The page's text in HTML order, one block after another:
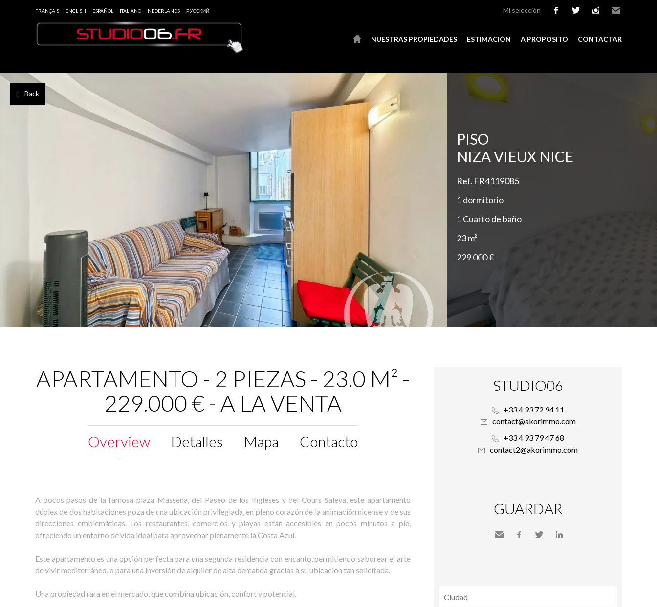
FRANÇAIS ENGLISH ESPAÑOL ITALIANO NEDERLANDS РУССКИЙ Mi selección
NUESTRAS PROPIEDADES ESTIMACIÓN A PROPOSITO CONTACTAR
Back
PISO
NIZA VIEUX NICE
Ref. FR4119085
1 dormitorio
1 Cuarto de baño
23 m²
229 000 €
APARTAMENTO - 2 PIEZAS - 23.0 M² -
229.000 € - A LA VENTA
Overview Detalles Mapa Contacto
A pocos pasos de la famosa plaza Masséna, del Paseo de los Ingleses y del Cours Saleya, este apartamento
dúplex de dos habitaciones goza de una ubicación privilegiada, en pleno corazón de la animación nicense y de sus
direcciones emblemáticas. Los restaurantes, comercios y playas están accesibles en pocos minutos a pie,
ofreciendo un entorno de vida ideal para aprovechar plenamente la Costa Azul.
Este apartamento es una opción perfecta para una segunda residencia con encanto, permitiendo saborear el arte
de vivir mediterráneo, o para una inversión de alquiler de alta demanda gracias a su ubicación tan solicitada.
Una propiedad rara en el mercado, que combina ubicación, confort y potencial.
STUDIO06
+33 4 93 72 94 11
contact@akorimmo.com
+33 4 93 79 47 68
contact2@akorimmo.com
GUARDAR